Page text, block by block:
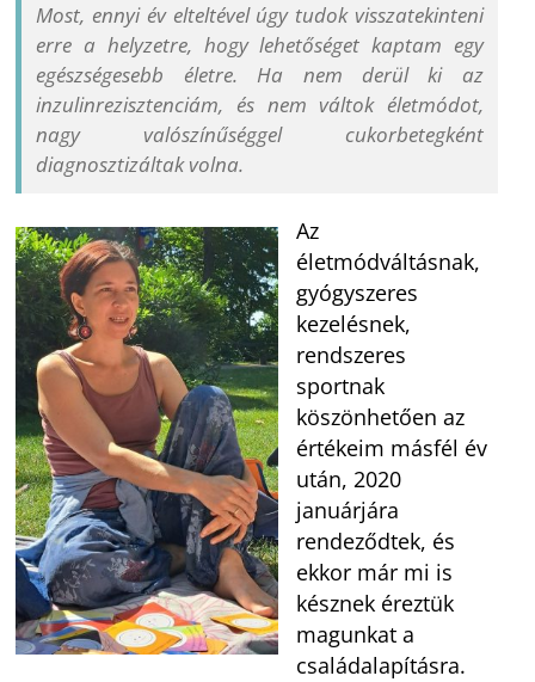
Most, ennyi év elteltével úgy tudok visszatekinteni
erre a helyzetre, hogy lehetőséget kaptam egy
egészségesebb életre. Ha nem derül ki az
inzulinrezisztenciám, és nem váltok életmódot,
nagy valószínűséggel cukorbetegként
diagnosztizáltak volna.
Az
életmódváltásnak,
gyógyszeres
kezelésnek,
rendszeres
sportnak
köszönhetően az
értékeim másfél év
után, 2020
januárjára
rendeződtek, és
ekkor már mi is
késznek éreztük
magunkat a
családalapításra.